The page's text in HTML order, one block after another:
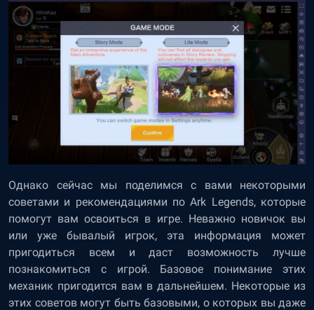
Однако сейчас мы поделимся с вами некоторыми
советами и рекомендациями по Ark Legends, которые
помогут вам освоиться в игре. Неважно новичок вы
или уже бывалый игрок, эта информация может
пригодиться всем и даст возможность лучше
познакомиться с игрой. Базовое понимание этих
механик пригодится вам в дальнейшем. Некоторые из
этих советов могут быть базовыми, о которых вы даже